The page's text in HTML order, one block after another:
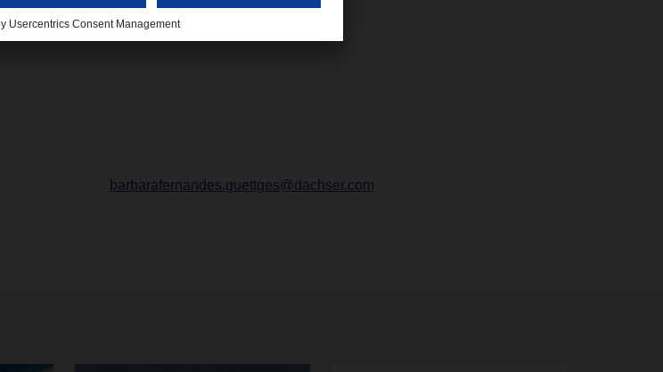
barbarafernandes.guettges@dachser.com